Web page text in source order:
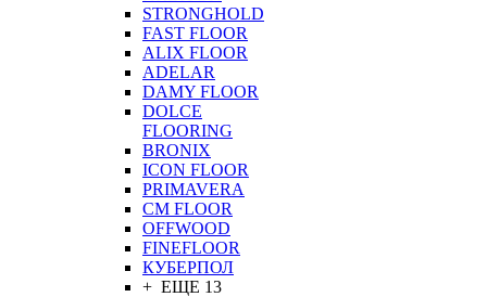
STRONGHOLD
FAST FLOOR
ALIX FLOOR
ADELAR
DAMY FLOOR
DOLCE
FLOORING
BRONIX
ICON FLOOR
PRIMAVERA
CM FLOOR
OFFWOOD
FINEFLOOR
КУБЕРПОЛ
+ ЕЩЕ 13